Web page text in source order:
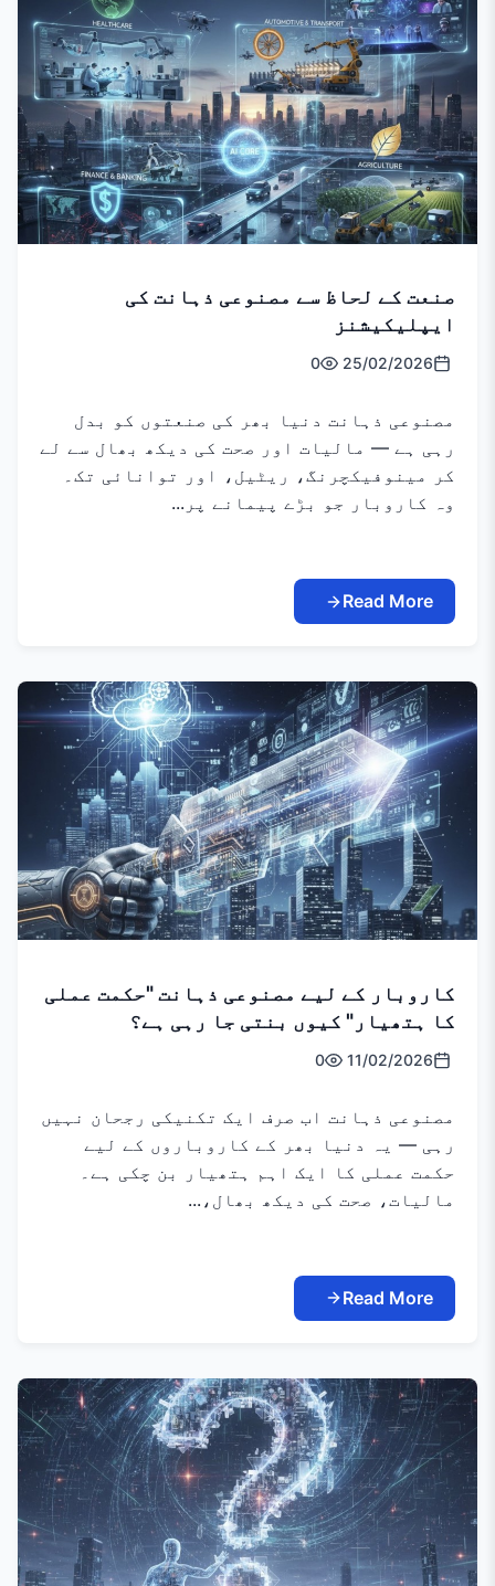
صنعت کے لحاظ سے مصنوعی ذہانت کی
ایپلیکیشنز
25/02/2026
0
مصنوعی ذہانت دنیا بھر کی صنعتوں کو بدل
رہی ہے — مالیات اور صحت کی دیکھ بھال سے لے
کر مینوفیکچرنگ، ریٹیل، اور توانائی تک۔
وہ کاروبار جو بڑے پیمانے پر...
Read More
کاروبار کے لیے مصنوعی ذہانت "حکمت عملی
کا ہتھیار" کیوں بنتی جا رہی ہے؟
11/02/2026
0
مصنوعی ذہانت اب صرف ایک تکنیکی رجحان نہیں
رہی — یہ دنیا بھر کے کاروباروں کے لیے
حکمت عملی کا ایک اہم ہتھیار بن چکی ہے۔
مالیات، صحت کی دیکھ بھال،...
Read More